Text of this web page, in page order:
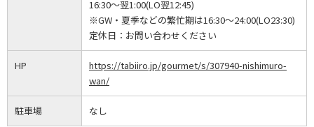
16:30～翌1:00(LO翌12:45)
※GW・夏季などの繁忙期は16:30～24:00(LO23:30)
定休日： お問い合わせください
HP
https://tabiiro.jp/gourmet/s/307940-nishimuro-
wan/
駐車場 なし